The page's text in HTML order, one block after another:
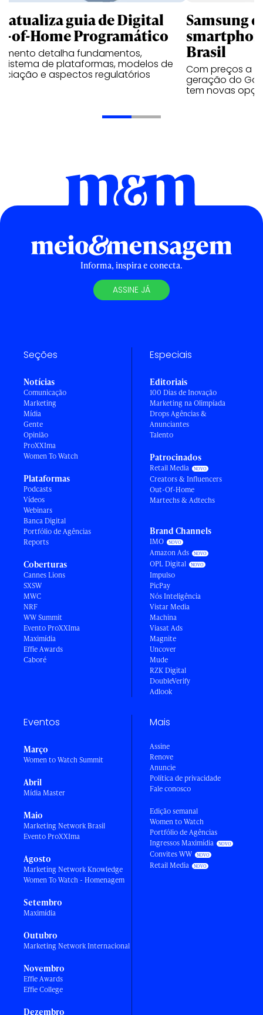
atualiza guia de Digital
of-Home Programático
detalha fundamentos,
de plataformas, modelos de
e aspectos regulatórios
Samsung
Brasil
Com preços a
geração do
tem novas
Informa, inspira e conecta.
ASSINE JÁ
Seções
Notícias
Comunicação
Marketing
Mídia
Gente
Opinião
ProXXIma
Women To Watch
Plataformas
Podcasts
Vídeos
Webinars
Banca Digital
Portfólio de Agências
Reports
Coberturas
Cannes Lions
SXSW
MWC
NRF
WW Summit
Evento ProXXIma
Maximídia
Effie Awards
Caboré
Especiais
Editoriais
100 Dias de Inovação
Marketing na Olimpíada
Drops Agências &
Anunciantes
Talento
Patrocinados
Retail Media
Creators & Influencers
Out-Of-Home
Martechs & Adtechs
Brand Channels
IMO
Amazon Ads
OPL Digital
Impulso
PicPay
Nós Inteligência
Vistar Media
Machina
Viasat Ads
Magnite
Uncover
Mude
RZK Digital
DoubleVerify
Adlook
Eventos
Março
Women to Watch Summit
Abril
Mídia Master
Maio
Marketing Network Brasil
Evento ProXXIma
Agosto
Marketing Network Knowledge
Women To Watch - Homenagem
Setembro
Maximídia
Outubro
Marketing Network Internacional
Novembro
Effie Awards
Effie College
Dezembro
Mais
Assine
Renove
Anuncie
Política de privacidade
Fale conosco
Edição semanal
Women to Watch
Portfólio de Agências
Ingressos Maximídia
Convites WW
Retail Media